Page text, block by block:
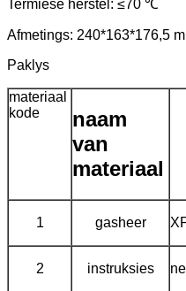
Termiese herstel: ≤70 ℃
Afmetings: 240*163*176,5
Paklys
materiaal
kode
naam
van
materiaal
1 gasheer
2 instruksies